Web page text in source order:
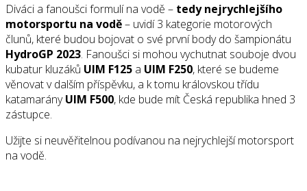
Diváci a fanoušci formulí na vodě – tedy nejrychlejšího
motorsportu na vodě– uvidí 3 kategorie motorových
člunů, které budou bojovat o své první body do šampionátu
HydroGP 2023. Fanoušci si mohou vychutnat souboje dvou
kubatur kluzáků UIM F125 a UIM F250, které se budeme
věnovat v dalším příspěvku, a k tomu královskou třídu
katamarányUIM F500, kde bude mít Česká republika hned 3
zástupce.
Užijte si neuvěřitelnou podívanou na nejrychlejší motorsport
na vodě.